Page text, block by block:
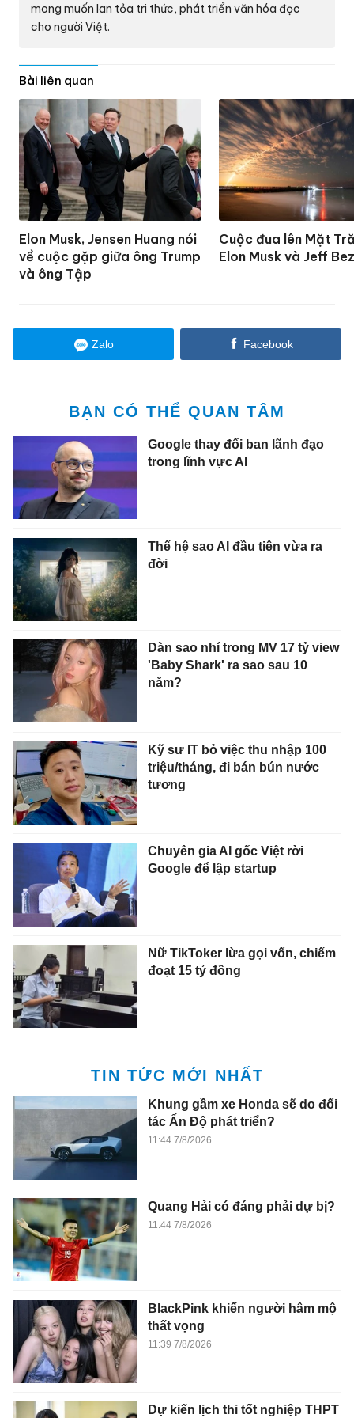
mong muốn lan tỏa tri thức, phát triển văn hóa đọc
cho người Việt.
Bài liên quan
Elon Musk, Jensen Huang nói
về cuộc gặp giữa ông Trump
và ông Tập
Cuộc đua lên Mặt
Elon Musk và Jeff
Zalo Facebook
BẠN CÓ THỂ QUAN TÂM
Google thay đổi ban lãnh đạo
trong lĩnh vực AI
Thế hệ sao AI đầu tiên vừa ra
đời
Dàn sao nhí trong MV 17 tỷ view
'Baby Shark' ra sao sau 10
năm?
Kỹ sư IT bỏ việc thu nhập 100
triệu/tháng, đi bán bún nước
tương
Chuyên gia AI gốc Việt rời
Google để lập startup
Nữ TikToker lừa gọi vốn, chiếm
đoạt 15 tỷ đồng
TIN TỨC MỚI NHẤT
Khung gầm xe Honda sẽ do đối
tác Ấn Độ phát triển?
11:44 7/8/2026
Quang Hải có đáng phải dự bị?
11:44 7/8/2026
BlackPink khiến người hâm mộ
thất vọng
11:39 7/8/2026
Dự kiến lịch thi tốt nghiệp THPT